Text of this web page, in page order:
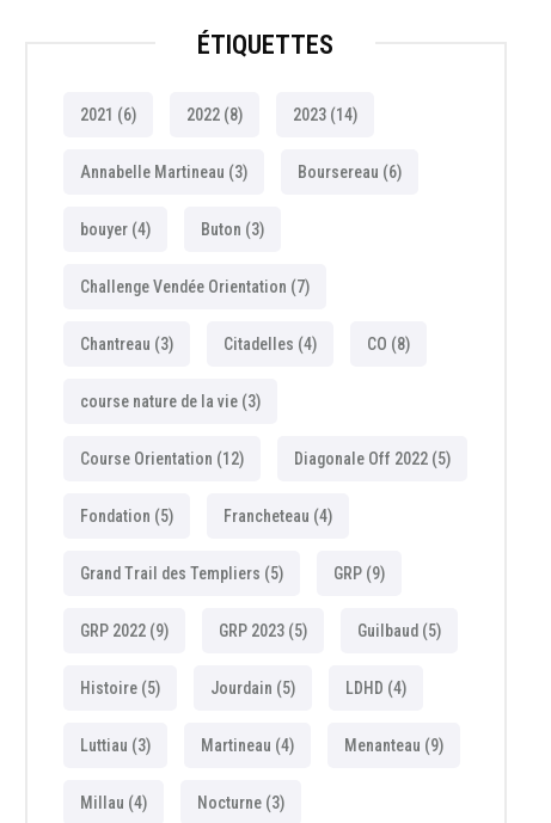
ÉTIQUETTES
2021 (6) 2022(8) 2023(14)
Annabelle Martineau (3) Boursereau (6)
bouyer(4) Buton (3)
Challenge Vendée Orientation (7)
Chantreau (3) Citadelles (4) CO (8)
course nature de la vie(3)
Course Orientation (12) Diagonale Off 2022(5)
Fondation (5) Francheteau (4)
Grand Trail des Templiers (5) GRP(9)
GRP 2022(9) GRP 2023(5) Guilbaud (5)
Histoire(5) Jourdain (5) LDHD (4)
Luttiau (3) Martineau (4) Menanteau (9)
Millau (4) Nocturne(3)